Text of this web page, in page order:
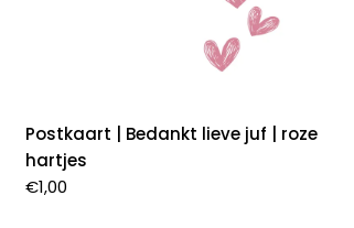
Postkaart | Bedankt lieve juf | roze
hartjes
€1,00